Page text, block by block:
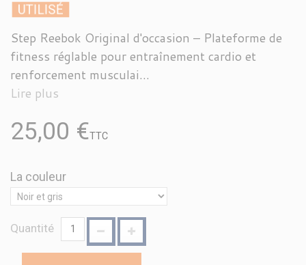
UTILISÉ
Step Reebok Original d'occasion – Plateforme de
fitness réglable pour entraînement cardio et
renforcement musculai...
Lire plus
25,00 €TTC
La couleur
Quantité